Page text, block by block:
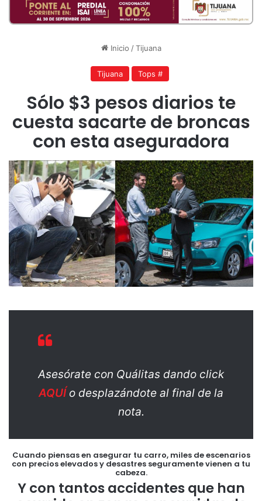
Inicio / Tijuana
Tijuana Tops #
Sólo $3 pesos diarios te
cuesta sacarte de broncas
con esta aseguradora
Asesórate con Quálitas dando click
AQUÍo desplazándote al final de la
nota.
Cuando piensas en asegurar tu carro, miles de escenarios
con precios elevados y desastres seguramente vienen a tu
cabeza.
Y con tantos accidentes que han